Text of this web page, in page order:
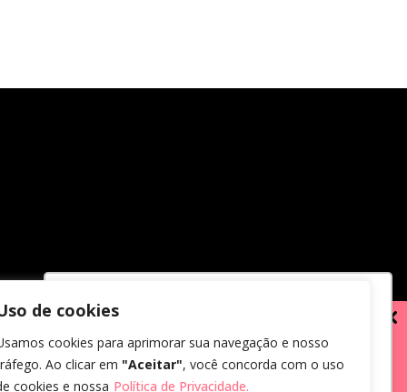
Utilizamos cookies para oferecer melhor
experiência, melhorar o desempenho,
analisar como você interage em nosso
site e personalizar conteúdo.
de cookies
cookies para aprimorar sua navegação e nosso
Ao clicar em "Aceitar", você concorda com o uso
cookies e nossa Política de Privacidade.